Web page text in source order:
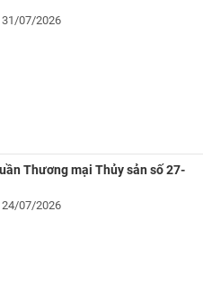
31/07/2026
Thương mại Thủy sản số 27-
24/07/2026